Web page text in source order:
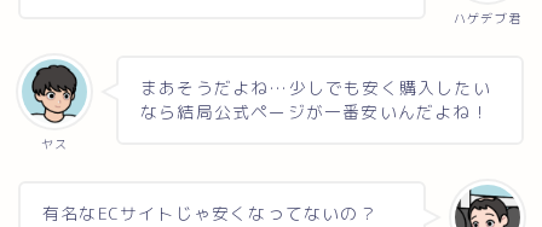
ハゲデブ君
ヤス
まあそうだよね…少しでも安く購入したい
なら結局公式ページが一番安いんだよね！
有名なECサイトじゃ安くなってないの？